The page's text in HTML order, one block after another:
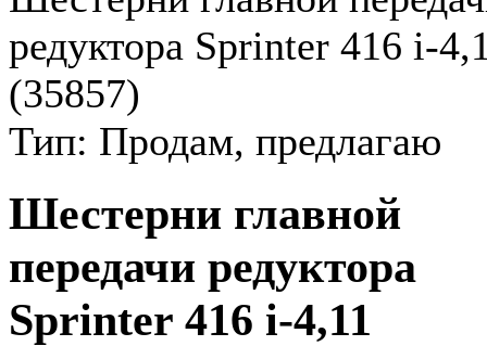
редуктора Sprinter 416 i-
(35857)
Тип: Продам, предлагаю
Шестерни главной
передачи редуктора
Sprinter 416 i-4,11